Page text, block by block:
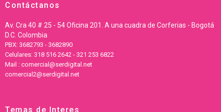
Contáctanos
Av. Cra 40 # 25 - 54 Oficina 201. A una cuadra de Corferias - Bogotá
D.C. Colombia
PBX: 3682793 - 3682890
Celulares: 318 516 2642 - 321 253 6822
Mail : comercial@serdigital.net
comercial2@serdigital.net
Temas de Interes